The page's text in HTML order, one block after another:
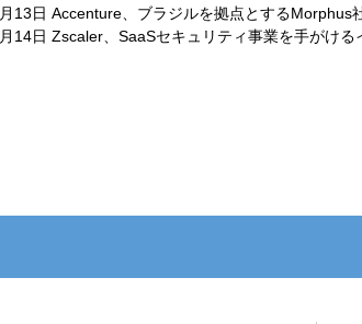
13日 Accenture、ブラジルを拠点とするMorphus
14日 Zscaler、SaaSセキュリティ事業を手がけ